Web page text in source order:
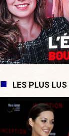
LES PLUS